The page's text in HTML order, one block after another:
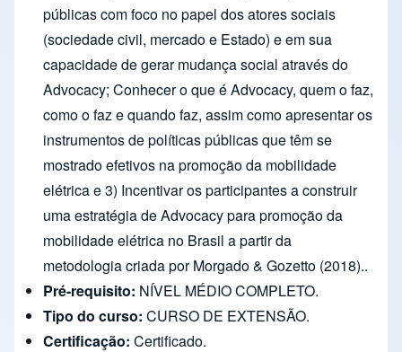
públicas com foco no papel dos atores sociais
(sociedade civil, mercado e Estado) e em sua
capacidade de gerar mudança social através do
Advocacy; Conhecer o que é Advocacy, quem o faz,
como o faz e quando faz, assim como apresentar os
instrumentos de políticas públicas que têm se
mostrado efetivos na promoção da mobilidade
elétrica e 3) Incentivar os participantes a construir
uma estratégia de Advocacy para promoção da
mobilidade elétrica no Brasil a partir da
metodologia criada por Morgado & Gozetto (2018)..
Pré-requisito: NÍVEL MÉDIO COMPLETO.
Tipo do curso: CURSO DE EXTENSÃO.
Certificação: Certificado.